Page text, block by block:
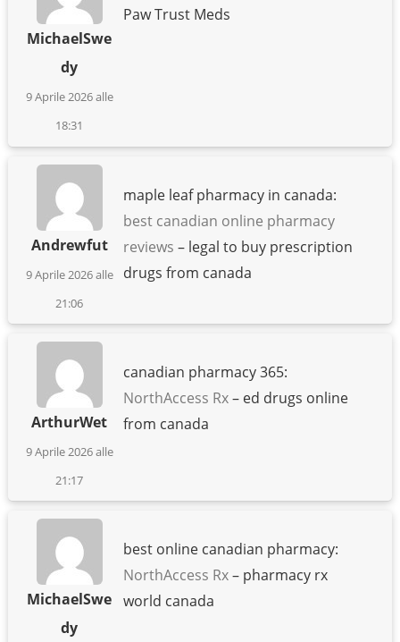
MichaelSwe
dy
9 Aprile 2026 alle
18:31
Paw Trust Meds
Andrewfut
9 Aprile 2026 alle
21:06
maple leaf pharmacy in canada:
best canadian online pharmacy
reviews – legal to buy prescription
drugs from canada
ArthurWet
9 Aprile 2026 alle
21:17
canadian pharmacy 365:
NorthAccess Rx– ed drugs online
from canada
MichaelSwe
dy
best online canadian pharmacy:
NorthAccess Rx– pharmacy rx
world canada